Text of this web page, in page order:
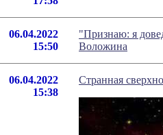
06.04.2022
15:50
"Признаю: я
Воложина
06.04.2022
15:38
Странная